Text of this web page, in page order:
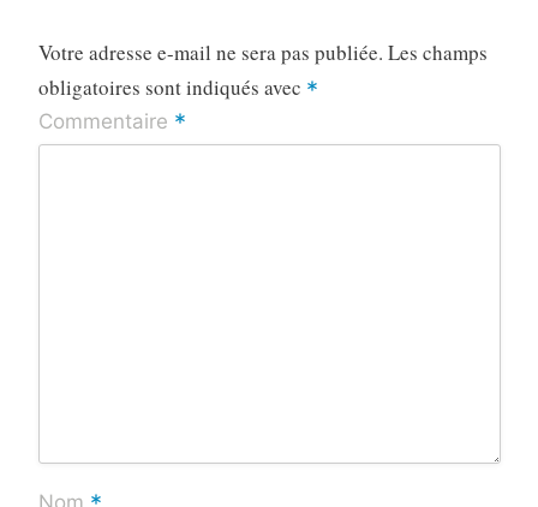
Votre adresse e-mail ne sera pas publiée. Les champs
obligatoires sont indiqués avec *
Commentaire *
Nom